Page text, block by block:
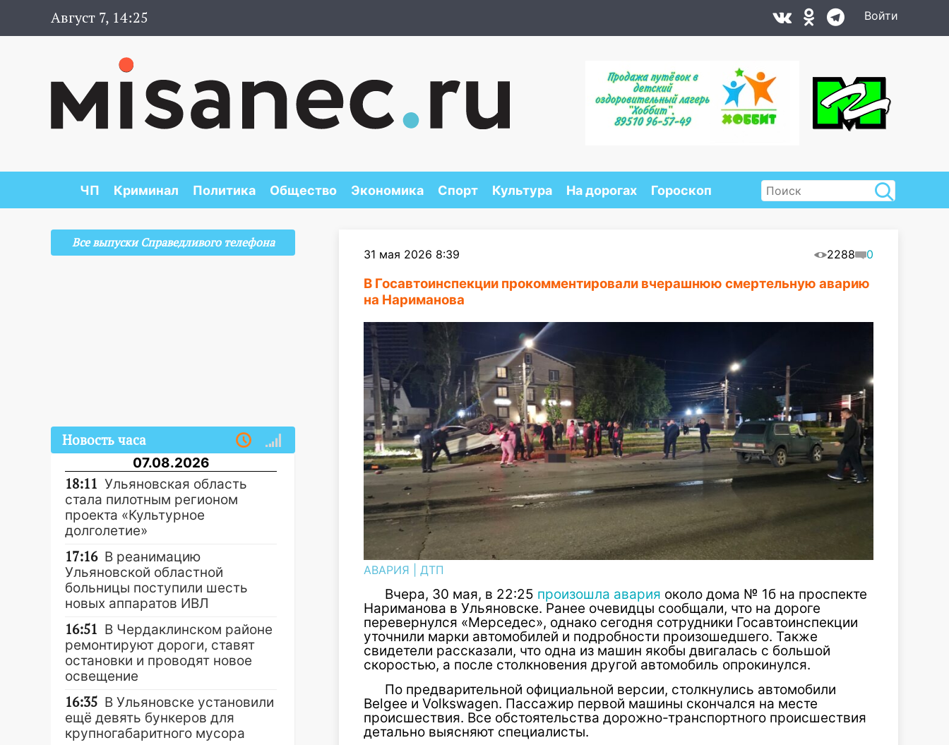
Август 7, 14:25 Войти
ЧП Криминал Политика Общество Экономика Спорт Культура На дорогах Гороскоп
31 мая 2026 8:39 2288 0
В Госавтоинспекции прокомментировали вчерашнюю смертельную аварию
на Нариманова
АВАРИЯ ДТП
Вчера, 30 мая, в 22:25 произошла авария около дома № 1б на проспекте
Нариманова в Ульяновске. Ранее очевидцы сообщали, что на дороге
перевернулся «Мерседес», однако сегодня сотрудники Госавтоинспекции
уточнили марки автомобилей и подробности произошедшего. Также
свидетели рассказали, что одна из машин якобы двигалась с большой
скоростью, а после столкновения другой автомобиль опрокинулся.
По предварительной официальной версии, столкнулись автомобили
Belgee и Volkswagen. Пассажир первой машины скончался на месте
происшествия. Все обстоятельства дорожно-транспортного происшествия
детально выясняют специалисты.
Все выпуски Справедливого телефона
Новость часа
07.08.2026
18:11 Ульяновская область
стала пилотным регионом
проекта «Культурное
долголетие»
17:16 В реанимацию
Ульяновской областной
больницы поступили шесть
новых аппаратов ИВЛ
16:51 В Чердаклинском районе
ремонтируют дороги, ставят
остановки и проводят новое
освещение
16:35 В Ульяновске установили
ещё девять бункеров для
крупногабаритного мусора